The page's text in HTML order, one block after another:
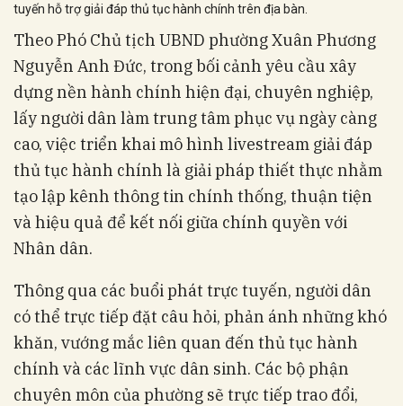
tuyến hỗ trợ giải đáp thủ tục hành chính trên địa bàn.
Theo Phó Chủ tịch UBND phường Xuân Phương
Nguyễn Anh Đức, trong bối cảnh yêu cầu xây
dựng nền hành chính hiện đại, chuyên nghiệp,
lấy người dân làm trung tâm phục vụ ngày càng
cao, việc triển khai mô hình livestream giải đáp
thủ tục hành chính là giải pháp thiết thực nhằm
tạo lập kênh thông tin chính thống, thuận tiện
và hiệu quả để kết nối giữa chính quyền với
Nhân dân.
Thông qua các buổi phát trực tuyến, người dân
có thể trực tiếp đặt câu hỏi, phản ánh những khó
khăn, vướng mắc liên quan đến thủ tục hành
chính và các lĩnh vực dân sinh. Các bộ phận
chuyên môn của phường sẽ trực tiếp trao đổi,